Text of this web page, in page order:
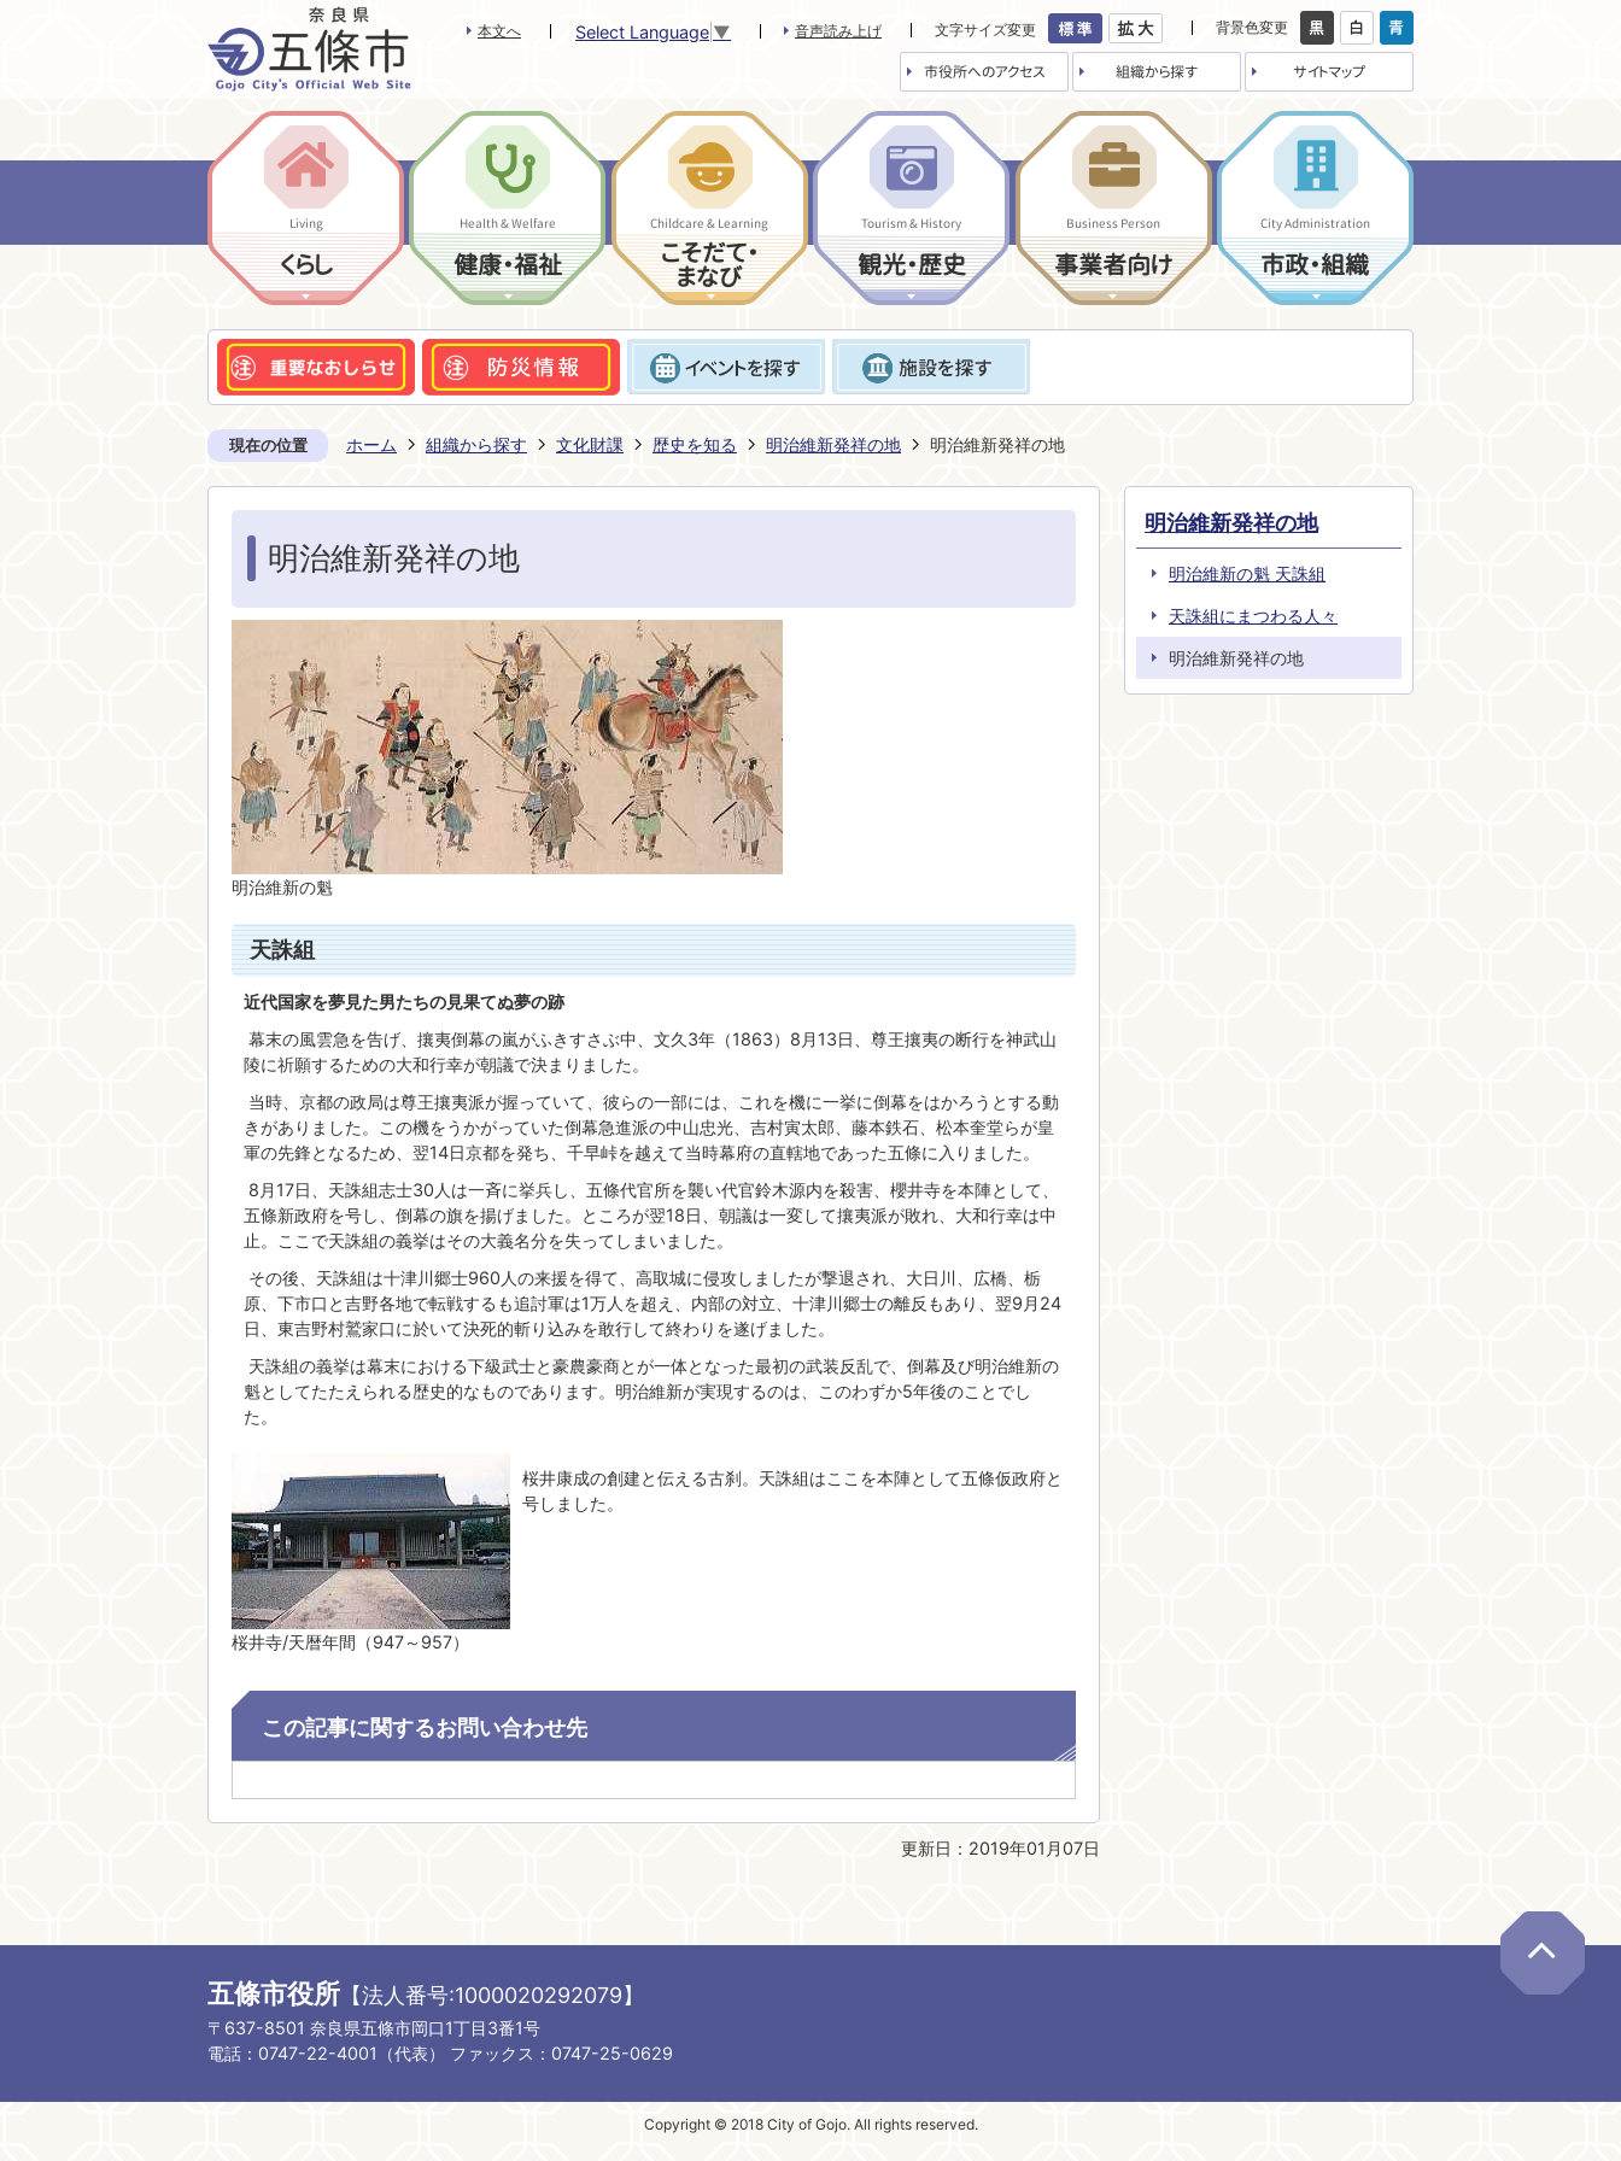
本文へ Select Language ▼ 音声読み上げ 文字サイズ変更 背景色変更
市役所へのアクセス 組織から探す サイトマップ
Living
くらし
Health & Welfare
健康・福祉
Childcare & Learning
こそだて・
まなび
Tourism & History
観光・歴史
Business Person
事業者向け
City Administration
市政・組織
現在の位置 ホーム 組織から探す 文化財課 歴史を知る 明治維新発祥の地 明治維新発祥の地
明治維新発祥の地
明治維新の魁
天誅組
近代国家を夢見た男たちの見果てぬ夢の跡
幕末の風雲急を告げ、攘夷倒幕の嵐がふきすさぶ中、文久3年（1863）8月13日、尊王攘夷の断行を神武山
陵に祈願するための大和行幸が朝議で決まりました。
当時、京都の政局は尊王攘夷派が握っていて、彼らの一部には、これを機に一挙に倒幕をはかろうとする動
きがありました。この機をうかがっていた倒幕急進派の中山忠光、吉村寅太郎、藤本鉄石、松本奎堂らが皇
軍の先鋒となるため、翌14日京都を発ち、千早峠を越えて当時幕府の直轄地であった五條に入りました。
8月17日、天誅組志士30人は一斉に挙兵し、五條代官所を襲い代官鈴木源内を殺害、櫻井寺を本陣として、
五條新政府を号し、倒幕の旗を揚げました。ところが翌18日、朝議は一変して攘夷派が敗れ、大和行幸は中
止。ここで天誅組の義挙はその大義名分を失ってしまいました。
その後、天誅組は十津川郷士960人の来援を得て、高取城に侵攻しましたが撃退され、大日川、広橋、栃
原、下市口と吉野各地で転戦するも追討軍は1万人を超え、内部の対立、十津川郷士の離反もあり、翌9月24
日、東吉野村鷲家口に於いて決死的斬り込みを敢行して終わりを遂げました。
天誅組の義挙は幕末における下級武士と豪農豪商とが一体となった最初の武装反乱で、倒幕及び明治維新の
魁としてたたえられる歴史的なものであります。明治維新が実現するのは、このわずか5年後のことでし
た。
桜井寺/天暦年間（947～957）
桜井康成の創建と伝える古刹。天誅組はここを本陣として五條仮政府と
号しました。
この記事に関するお問い合わせ先
更新日：2019年01月07日
明治維新発祥の地
明治維新の魁 天誅組
天誅組にまつわる人々
明治維新発祥の地
五條市役所 【法人番号:1000020292079】
〒637-8501 奈良県五條市岡口1丁目3番1号
電話：0747-22-4001（代表）
ファックス：0747-25-0629
Copyright © 2018 City of Gojo. All rights reserved.